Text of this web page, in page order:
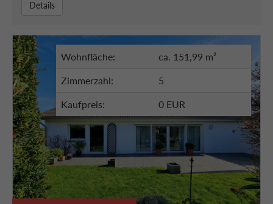
Details
Wohnfläche: ca. 151,99 m²
Zimmerzahl: 5
Kaufpreis: 0 EUR